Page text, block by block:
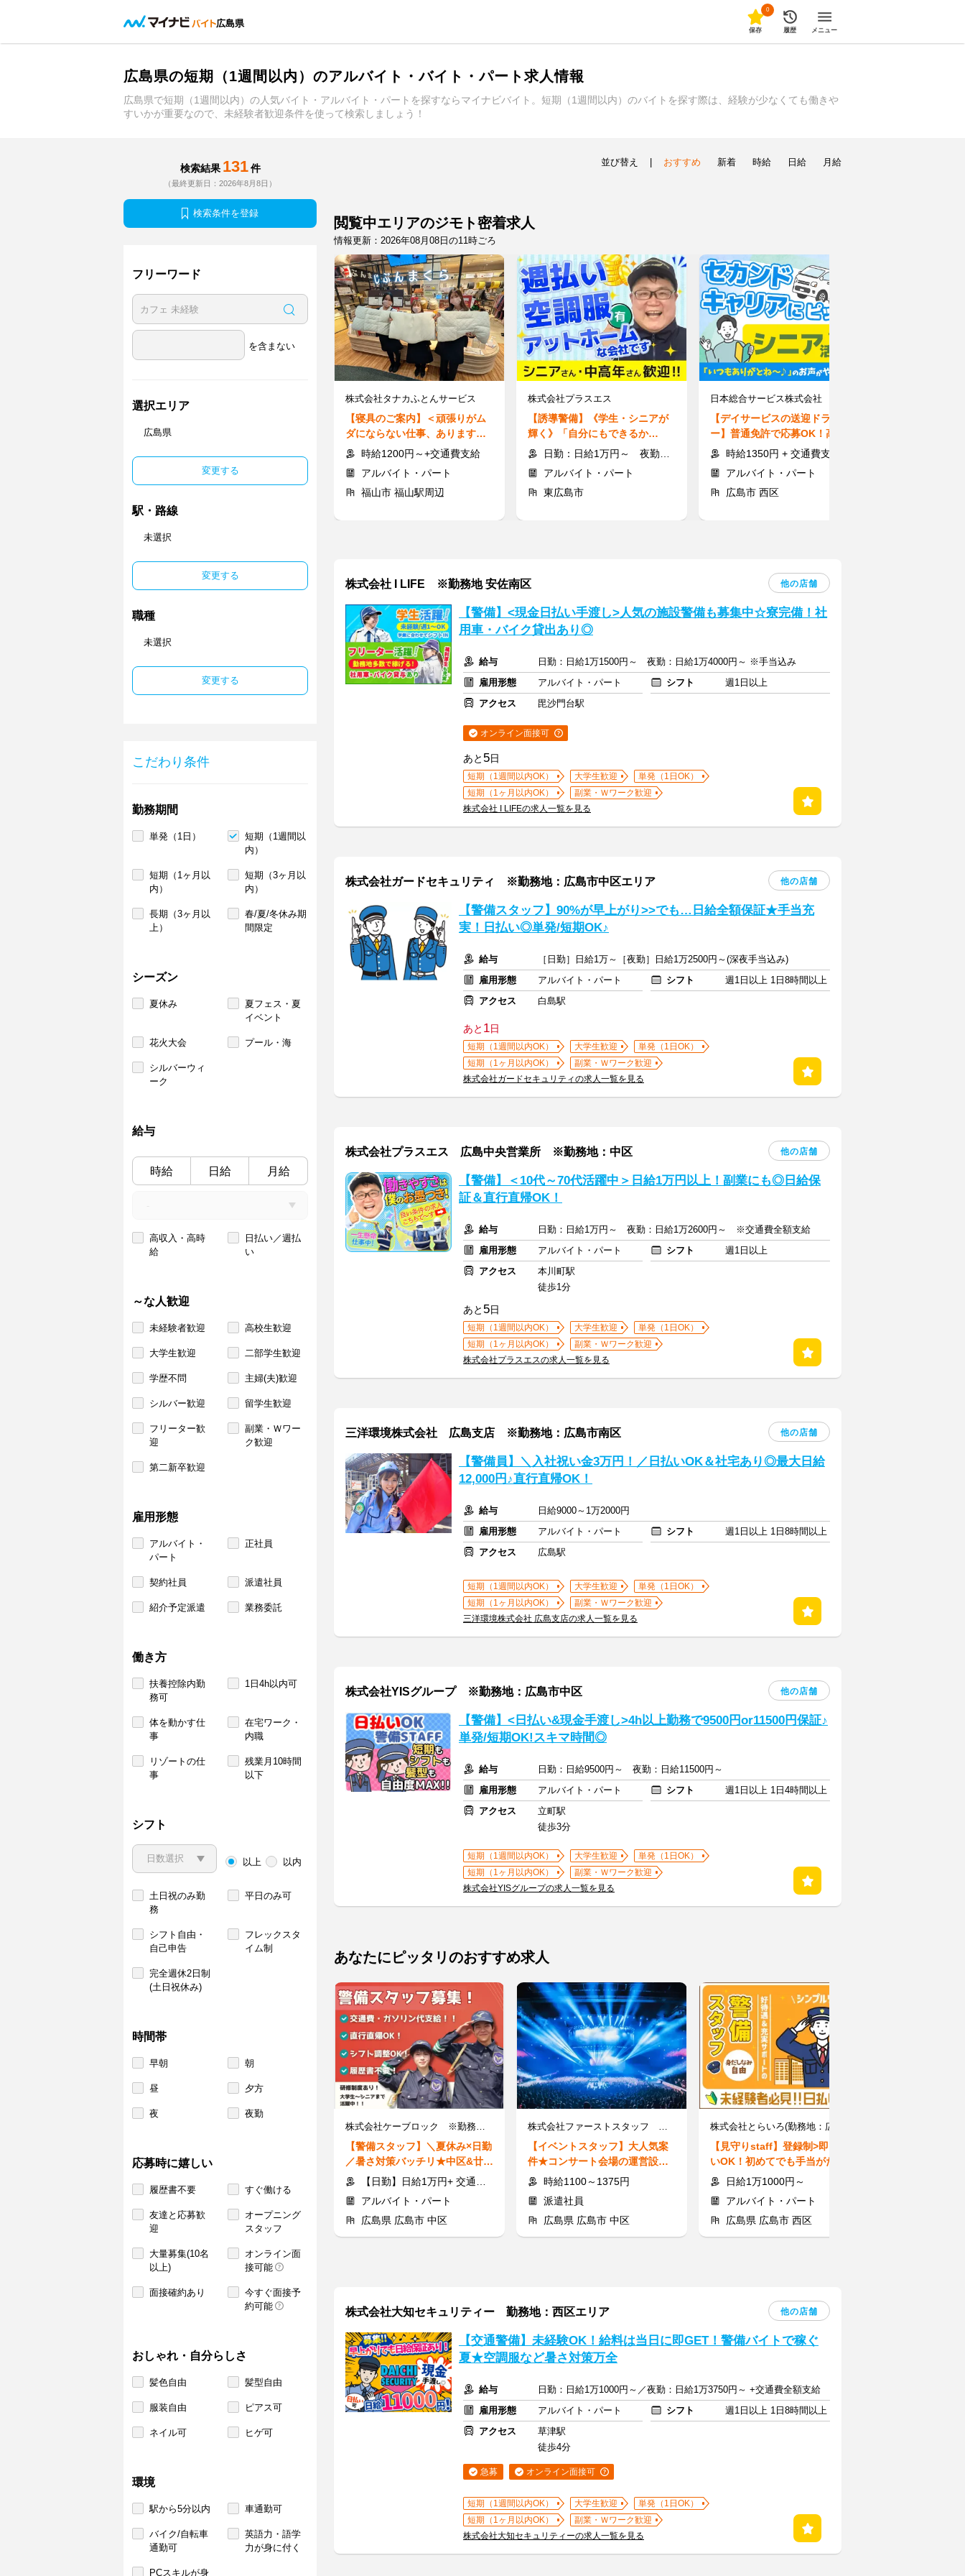
広島県
0
保存 履歴 メニュー
広島県の短期（1週間以内）のアルバイト・バイト・パート求人情報
広島県で短期（1週間以内）の人気バイト・アルバイト・パートを探すならマイナビバイト。短期（1週間以内）のバイトを探す際は、経験が少なくても働きや
すいかが重要なので、未経験者歓迎条件を使って検索しましょう！
検索結果 131 件
（最終更新日：2026年8月8日）
検索条件を登録
フリーワード
を含まない
選択エリア
広島県
変更する
駅・路線
未選択
変更する
職種
未選択
変更する
こだわり条件
勤務期間
単発（1日）
短期（1週間以
内）
短期（1ヶ月以
内）
短期（3ヶ月以
内）
長期（3ヶ月以
上）
春/夏/冬休み期
間限定
シーズン
夏休み
夏フェス・夏
イベント
花火大会 プール・海
シルバーウィ
ーク
給与
時給 日給 月給
高収入・高時
給
日払い／週払
い
～な人歓迎
未経験者歓迎 高校生歓迎
大学生歓迎 二部学生歓迎
学歴不問 主婦(夫)歓迎
シルバー歓迎 留学生歓迎
フリーター歓
迎
副業・Ｗワー
ク歓迎
第二新卒歓迎
雇用形態
アルバイト・
パート
正社員
契約社員 派遣社員
紹介予定派遣 業務委託
働き方
扶養控除内勤
務可
1日4h以内可
体を動かす仕
事
在宅ワーク・
内職
リゾートの仕
事
残業月10時間
以下
シフト
以上 以内
土日祝のみ勤
務
平日のみ可
シフト自由・
自己申告
フレックスタ
イム制
完全週休2日制
(土日祝休み)
時間帯
早朝 朝
昼 夕方
夜 夜勤
応募時に嬉しい
履歴書不要 すぐ働ける
友達と応募歓
迎
オープニング
スタッフ
大量募集(10名
以上)
オンライン面
接可能
面接確約あり
今すぐ面接予
約可能
おしゃれ・自分らしさ
髪色自由 髪型自由
服装自由 ピアス可
ネイル可 ヒゲ可
環境
駅から5分以内 車通勤可
バイク/自転車
通勤可
英語力・語学
力が身に付く
PCスキルが身
並び替え おすすめ 新着 時給 日給 月給
閲覧中エリアのジモト密着求人
情報更新：2026年08月08日の11時ごろ
株式会社タナカふとんサービス
【寝具のご案内】＜頑張りがム
ダにならない仕事、あります＞
インセン支給あり！知識不要★
時給1200円～+交通費支給
アルバイト・パート
福山市 福山駅周辺
株式会社プラスエス
【誘導警備】《学生・シニアが
輝く》「自分にもできるか
な？」の気持ちを大歓迎♪週1～
日勤：日給1万円～ 夜勤：日給1万2600円～ ※交通費全額支給
アルバイト・パート
東広島市
【デイサービスの送迎ドライバ
ー】普通免許で応募OK！高時給
1350円◎シニア世代活躍中♪
時給1350円 + 交通費支給
アルバイト・パート
広島市 西区
株式会社 I LIFE ※勤務地 安佐南区 他の店舗
【警備】<現金日払い手渡し>人気の施設警備も募集中☆寮完備！社
用車・バイク貸出あり◎
給与
日勤：日給1万1500円～ 夜勤：日給1万4000円～ ※手当込み
雇用形態
アルバイト・パート シフト
週1日以上
アクセス
毘沙門台駅
オンライン面接可
あと 5日
短期（1週間以内OK） 大学生歓迎
単発（1日OK）
短期（1ヶ月以内OK）
副業・Ｗワーク歓迎
株式会社 I LIFEの求人一覧を見る
株式会社ガードセキュリティ ※勤務地：広島市中区エリア 他の店舗
【警備スタッフ】90%が早上がり>>でも…日給全額保証★手当充
実！日払い◎単発/短期OK♪
給与
［日勤］日給1万～［夜勤］日給1万2500円～(深夜手当込み)
雇用形態
アルバイト・パート シフト
週1日以上 1日8時間以上
アクセス
白島駅
あと 1日
短期（1週間以内OK） 大学生歓迎
単発（1日OK）
短期（1ヶ月以内OK）
副業・Ｗワーク歓迎
株式会社ガードセキュリティの求人一覧を見る
株式会社プラスエス 広島中央営業所 ※勤務地：中区 他の店舗
【警備】＜10代～70代活躍中＞日給1万円以上！副業にも◎日給保
証＆直行直帰OK！
給与
日勤：日給1万円～ 夜勤：日給1万2600円～ ※交通費全額支給
雇用形態
アルバイト・パート シフト
週1日以上
アクセス
本川町駅
徒歩1分
あと 5日
短期（1週間以内OK） 大学生歓迎
単発（1日OK）
短期（1ヶ月以内OK）
副業・Ｗワーク歓迎
株式会社プラスエスの求人一覧を見る
三洋環境株式会社 広島支店 ※勤務地：広島市南区 他の店舗
【警備員】＼入社祝い金3万円！／日払いOK＆社宅あり◎最大日給
12,000円♪直行直帰OK！
給与
日給9000～1万2000円
雇用形態
アルバイト・パート シフト
週1日以上 1日8時間以上
アクセス
広島駅
短期（1週間以内OK） 大学生歓迎
単発（1日OK）
短期（1ヶ月以内OK）
副業・Ｗワーク歓迎
三洋環境株式会社 広島支店の求人一覧を見る
株式会社YISグループ ※勤務地：広島市中区 他の店舗
【警備】<日払い&現金手渡し>4h以上勤務で9500円or11500円保証♪
単発/短期OK!スキマ時間◎
給与
日勤：日給9500円～ 夜勤：日給11500円～
雇用形態
アルバイト・パート シフト
週1日以上 1日4時間以上
アクセス
立町駅
徒歩3分
短期（1週間以内OK） 大学生歓迎
単発（1日OK）
短期（1ヶ月以内OK）
副業・Ｗワーク歓迎
株式会社YISグループの求人一覧を見る
あなたにピッタリのおすすめ求人
株式会社ケーブロック ※勤務地：中区エリア
【警備スタッフ】＼夏休み×日勤
／暑さ対策バッチリ★中区&廿日
市市で募集
【日勤】日給1万円+ 交通費支給
アルバイト・パート
広島県 広島市 中区
株式会社ファーストスタッフ ※勤務地：広島市中区/0000241【0169】
【イベントスタッフ】大人気案
件★コンサート会場の運営設営
など◎単発OK!登録だけでも◎
時給1100～1375円
派遣社員
広島県 広島市 中区
【見守りstaff】登録制>即日払
いOK！初めてでも手当がたくさ
ん★案件豊富で安定収入
日給1万1000円～
アルバイト・パート
広島県 広島市 西区
株式会社大知セキュリティー 勤務地：西区エリア 他の店舗
【交通警備】未経験OK！給料は当日に即GET！警備バイトで稼ぐ
夏★空調服など暑さ対策万全
給与
日勤：日給1万1000円～／夜勤：日給1万3750円～ +交通費全額支給
雇用形態
アルバイト・パート シフト
週1日以上 1日8時間以上
アクセス
草津駅
徒歩4分
急募 オンライン面接可
短期（1週間以内OK） 大学生歓迎
単発（1日OK）
短期（1ヶ月以内OK）
副業・Ｗワーク歓迎
株式会社大知セキュリティーの求人一覧を見る